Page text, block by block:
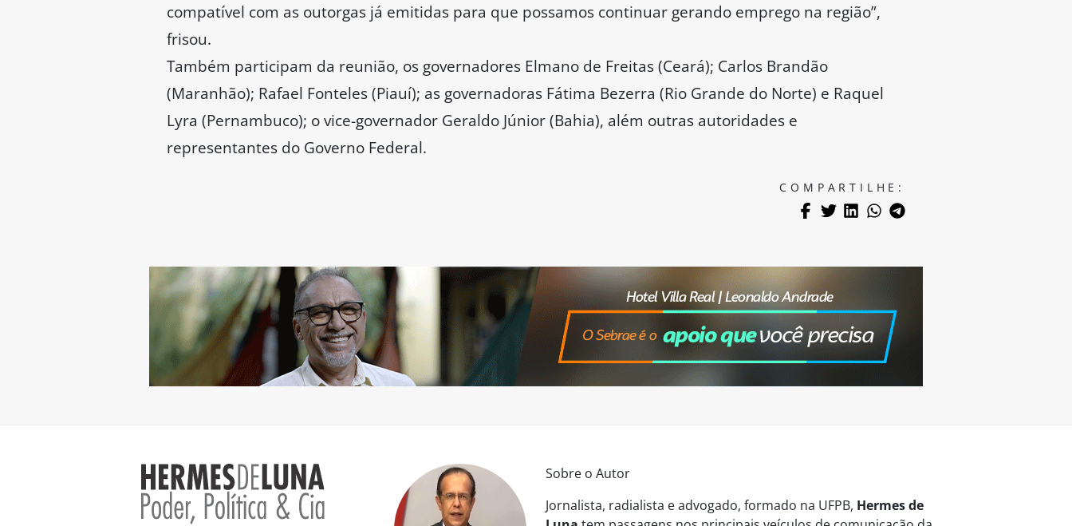
compatível com as outorgas já emitidas para que possamos continuar gerando emprego na região”,
frisou.
Também participam da reunião, os governadores Elmano de Freitas (Ceará); Carlos Brandão
(Maranhão); Rafael Fonteles (Piauí); as governadoras Fátima Bezerra (Rio Grande do Norte) e Raquel
Lyra (Pernambuco); o vice-governador Geraldo Júnior (Bahia), além outras autoridades e
representantes do Governo Federal.
COMPARTILHE:
Sobre o Autor
Jornalista, radialista e advogado, formado na UFPB, Hermes de